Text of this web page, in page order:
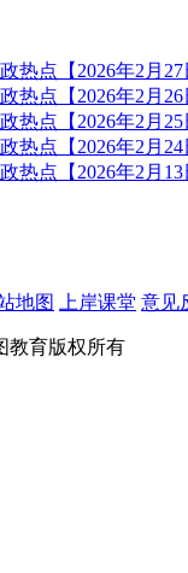
热点【2026年2月27
热点【2026年2月26
热点【2026年2月25
热点【2026年2月24
热点【2026年2月13
地图 上岸课堂 意见
教育版权所有